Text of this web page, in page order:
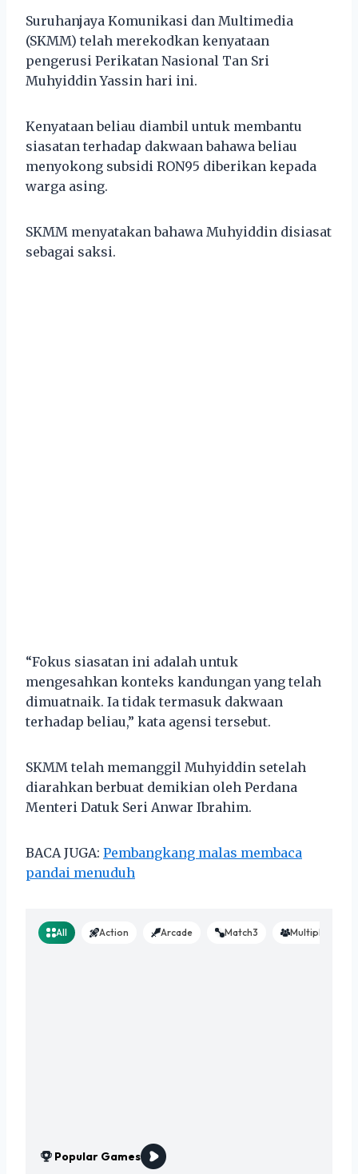
Suruhanjaya Komunikasi dan Multimedia
(SKMM) telah merekodkan kenyataan
pengerusi Perikatan Nasional Tan Sri
Muhyiddin Yassin hari ini.
Kenyataan beliau diambil untuk membantu
siasatan terhadap dakwaan bahawa beliau
menyokong subsidi RON95 diberikan kepada
warga asing.
SKMM menyatakan bahawa Muhyiddin disiasat
sebagai saksi.
“Fokus siasatan ini adalah untuk
mengesahkan konteks kandungan yang telah
dimuatnaik. Ia tidak termasuk dakwaan
terhadap beliau,” kata agensi tersebut.
SKMM telah memanggil Muhyiddin setelah
diarahkan berbuat demikian oleh Perdana
Menteri Datuk Seri Anwar Ibrahim.
BACA JUGA: Pembangkang malas membaca
pandai menuduh